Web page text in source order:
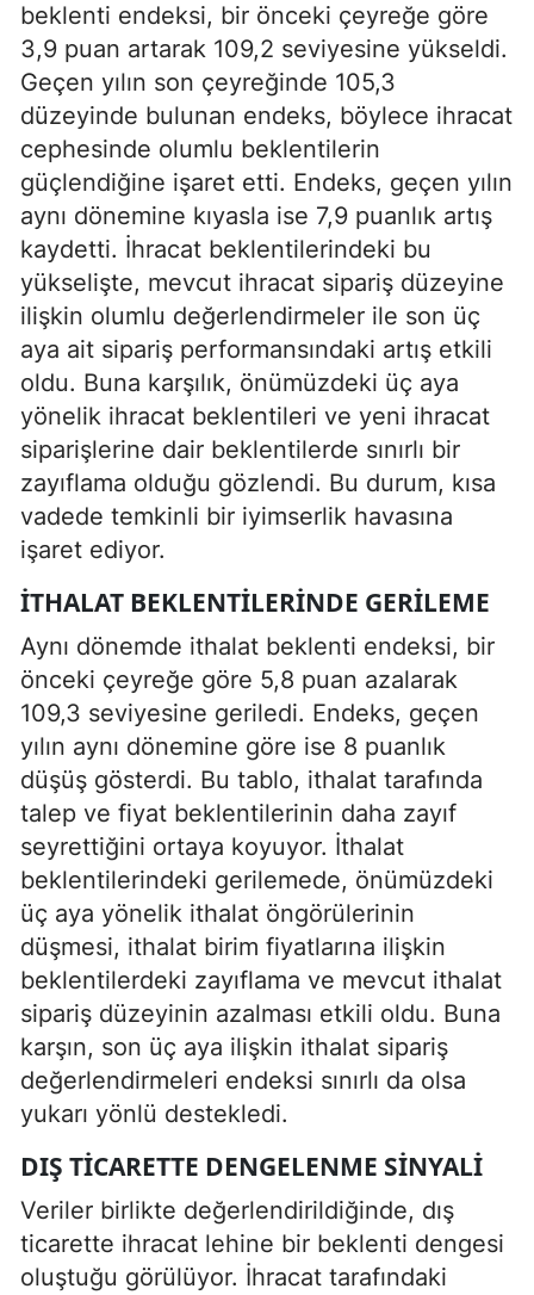
beklenti endeksi, bir önceki çeyreğe göre
3,9 puan artarak 109,2 seviyesine yükseldi.
Geçen yılın son çeyreğinde 105,3
düzeyinde bulunan endeks, böylece ihracat
cephesinde olumlu beklentilerin
güçlendiğine işaret etti. Endeks, geçen yılın
aynı dönemine kıyasla ise 7,9 puanlık artış
kaydetti. İhracat beklentilerindeki bu
yükselişte, mevcut ihracat sipariş düzeyine
ilişkin olumlu değerlendirmeler ile son üç
aya ait sipariş performansındaki artış etkili
oldu. Buna karşılık, önümüzdeki üç aya
yönelik ihracat beklentileri ve yeni ihracat
siparişlerine dair beklentilerde sınırlı bir
zayıflama olduğu gözlendi. Bu durum, kısa
vadede temkinli bir iyimserlik havasına
işaret ediyor.
İTHALAT BEKLENTILERINDE GERILEME
Aynı dönemde ithalat beklenti endeksi, bir
önceki çeyreğe göre 5,8 puan azalarak
109,3 seviyesine geriledi. Endeks, geçen
yılın aynı dönemine göre ise 8 puanlık
düşüş gösterdi. Bu tablo, ithalat tarafında
talep ve fiyat beklentilerinin daha zayıf
seyrettiğini ortaya koyuyor. İthalat
beklentilerindeki gerilemede, önümüzdeki
üç aya yönelik ithalat öngörülerinin
düşmesi, ithalat birim fiyatlarına ilişkin
beklentilerdeki zayıflama ve mevcut ithalat
sipariş düzeyinin azalması etkili oldu. Buna
karşın, son üç aya ilişkin ithalat sipariş
değerlendirmeleri endeksi sınırlı da olsa
yukarı yönlü destekledi.
DIŞ TICARETTE DENGELENME SINYALI
Veriler birlikte değerlendirildiğinde, dış
ticarette ihracat lehine bir beklenti dengesi
oluştuğu görülüyor. İhracat tarafındaki